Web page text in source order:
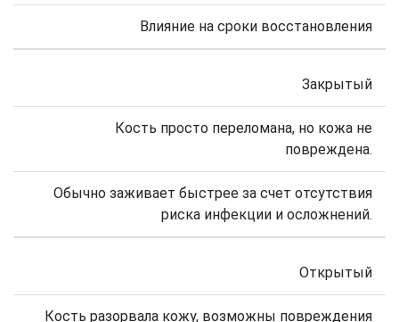
Влияние на сроки восстановления
Закрытый
Кость просто переломана, но кожа не
повреждена.
Обычно заживает быстрее за счет отсутствия
риска инфекции и осложнений.
Открытый
Кость разорвала кожу, возможны повреждения